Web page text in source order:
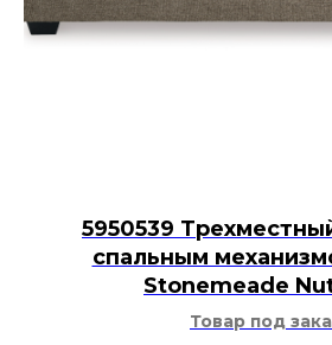
5950539
спальным
Stonemeade
Товар под